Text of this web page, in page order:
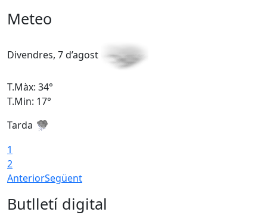
Meteo
Divendres, 7 d’agost
T.Màx: 34°
T.Min: 17°
Tarda
1
2
AnteriorSegüent
Butlletí digital